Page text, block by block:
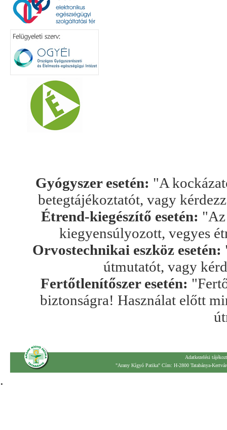
Gyógyszer esetén: "A
betegtájékoztatót, vagy
Étrend-kiegészítő esetén: "Az
kiegyensúlyozott, vegyes
Orvostechnikai eszköz esetén:
útmutatót, vagy
Fertőtlenítőszer esetén:
biztonságra! Használat előtt
Adatkezelési
"Arany Kígyó Patika" Cím: H-2800 Tatabánya-
.